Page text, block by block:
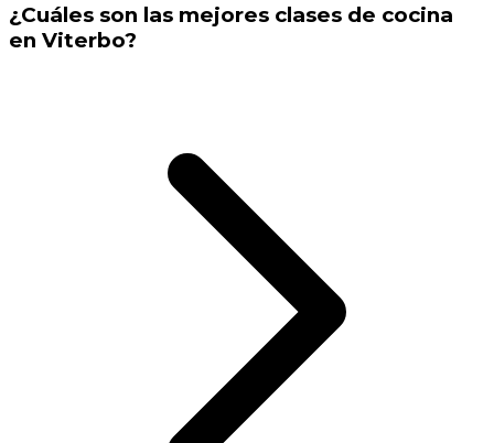
¿Cuáles son las mejores clases de cocina
en Viterbo?